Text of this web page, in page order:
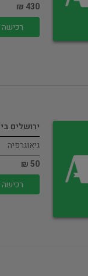
430 ₪
רכישה
ירושלים
גיאוגרפיה
50 ₪
רכישה